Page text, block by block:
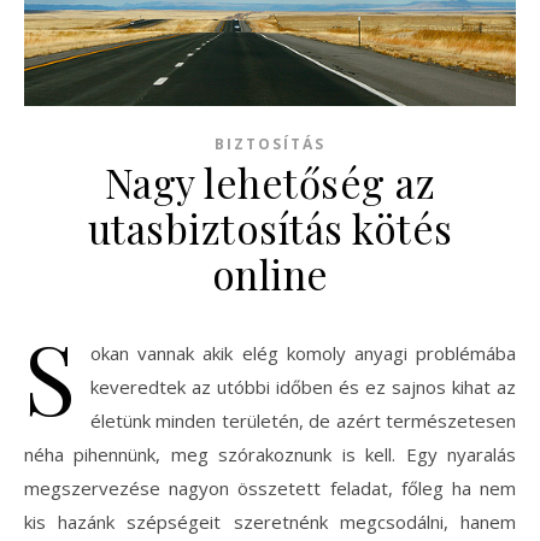
BIZTOSÍTÁS
Nagy lehetőség az
utasbiztosítás kötés
online
S
okan vannak akik elég komoly anyagi problémába
keveredtek az utóbbi időben és ez sajnos kihat az
életünk minden területén, de azért természetesen
néha pihennünk, meg szórakoznunk is kell. Egy nyaralás
megszervezése nagyon összetett feladat, főleg ha nem
kis hazánk szépségeit szeretnénk megcsodálni, hanem